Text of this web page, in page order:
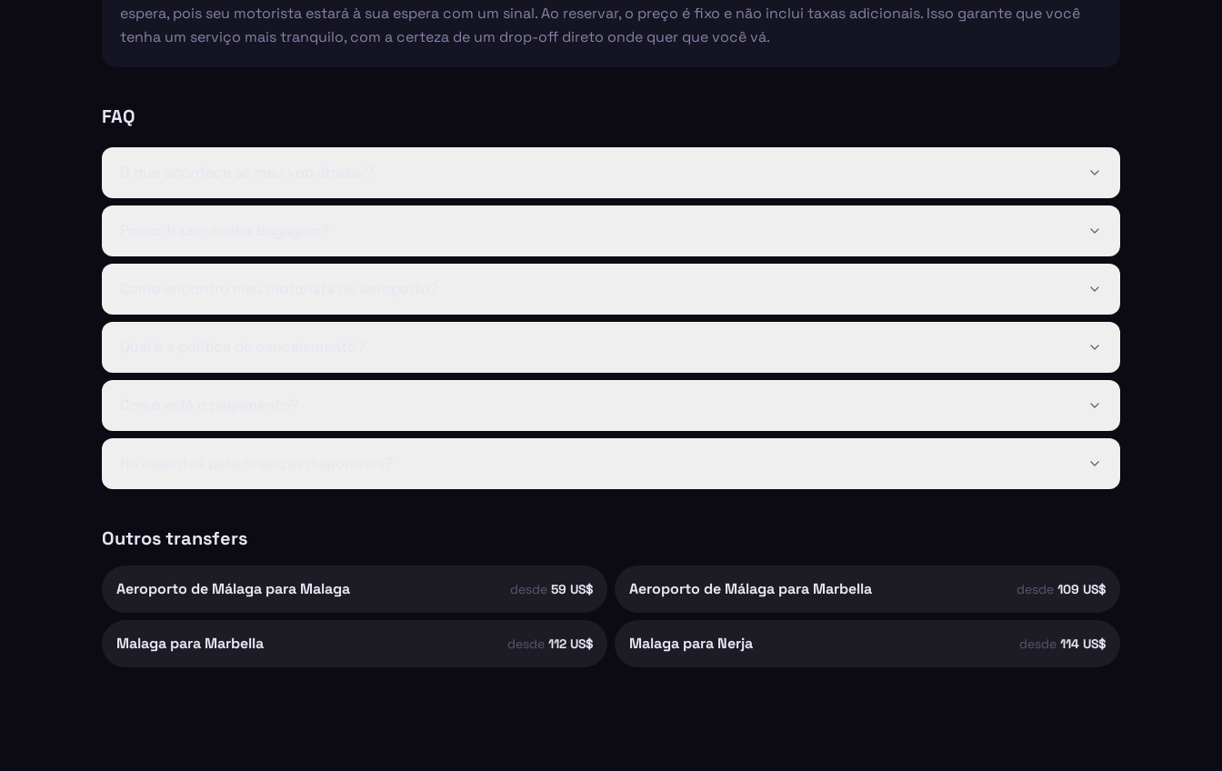
espera, pois seu motorista estará à sua espera com um sinal. Ao reservar, o preço é fixo e não inclui taxas adicionais. Isso garante que você
tenha um serviço mais tranquilo, com a certeza de um drop-off direto onde quer que você vá.
FAQ
Outros transfers
Aeroporto de Málaga para Malaga desde 59 US$ Aeroporto de Málaga para Marbella desde 109 US$
Malaga para Marbella desde 112 US$ Malaga para Nerja desde 114 US$